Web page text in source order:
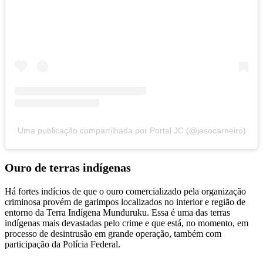
Uma publicação compartilhada por Portal JC (@jesocarneiro)
Ouro de terras indígenas
Há fortes indícios de que o ouro comercializado pela organização
criminosa provém de garimpos localizados no interior e região de
entorno da Terra Indígena Munduruku. Essa é uma das terras
indígenas mais devastadas pelo crime e que está, no momento, em
processo de desintrusão em grande operação, também com
participação da Polícia Federal.